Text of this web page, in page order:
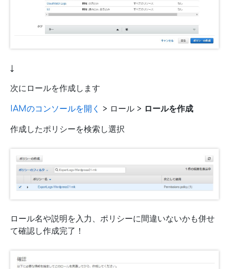
↓
次にロールを作成します
IAMのコンソールを開く > ロール > ロールを作成
作成したポリシーを検索し選択
ロール名や説明を入力、ポリシーに間違いないかも併せ
て確認し作成完了！